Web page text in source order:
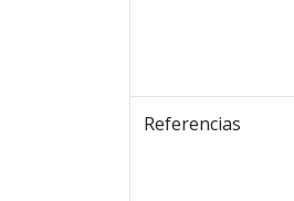
Referencias